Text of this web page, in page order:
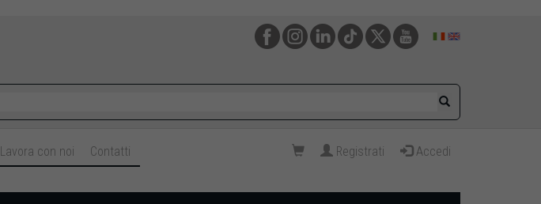
Lavora con noi Contatti Registrati Accedi